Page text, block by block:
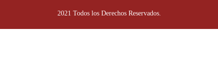
2021 Todos los Derechos Reservados.